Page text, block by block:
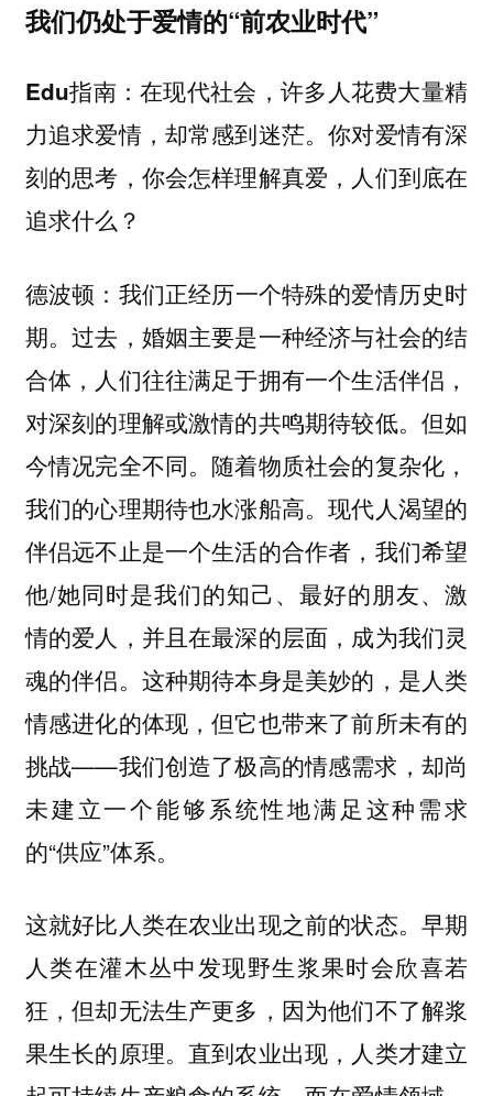
我们仍处于爱情的“前农业时代”
Edu指南：在现代社会，许多人花费大量精
力追求爱情，却常感到迷茫。你对爱情有深
刻的思考，你会怎样理解真爱，人们到底在
追求什么？
德波顿： 我们正经历一个特殊的爱情历史时
期。过去，婚姻主要是一种经济与社会的结
合体，人们往往满足于拥有一个生活伴侣，
对深刻的理解或激情的共鸣期待较低。但如
今情况完全不同。随着物质社会的复杂化，
我们的心理期待也水涨船高。现代人渴望的
伴侣远不止是一个生活的合作者，我们希望
他/她同时是我们的知己、最好的朋友、激
情的爱人，并且在最深的层面，成为我们灵
魂的伴侣。这种期待本身是美妙的，是人类
情感进化的体现，但它也带来了前所未有的
挑战——我们创造了极高的情感需求，却尚
未建立一个能够系统性地满足这种需求
的“供应”体系。
这就好比人类在农业出现之前的状态。早期
人类在灌木丛中发现野生浆果时会欣喜若
狂，但却无法生产更多，因为他们不了解浆
果生长的原理。直到农业出现，人类才建立